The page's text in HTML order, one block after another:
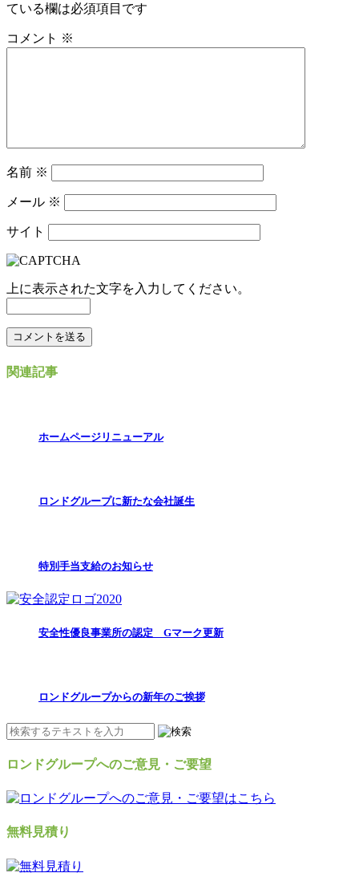
ている欄は必須項目です
コメント ※
名前 ※
メール ※
サイト
上に表示された文字を入力してください。
関連記事
ホームページリニューアル
ロンドグループに新たな会社誕生
特別手当支給のお知らせ
安全性優良事業所の認定 Gマーク更新
ロンドグループからの新年のご挨拶
ロンドグループへのご意見・ご要望
無料見積り